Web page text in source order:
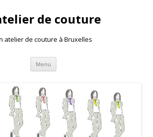
de couture
atelier de couture à Bruxelles
Menu Aller au contenu principal